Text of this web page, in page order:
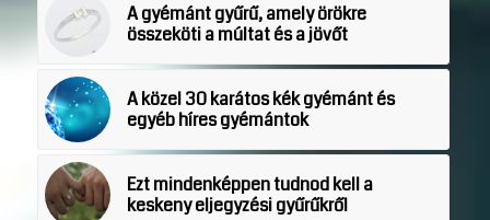
A gyémánt gyűrű, amely örökre
összeköti a múltat és a jövőt
A közel 30 karátos kék gyémánt és
egyéb híres gyémántok
Ezt mindenképpen tudnod kell a
keskeny eljegyzési gyűrűkről